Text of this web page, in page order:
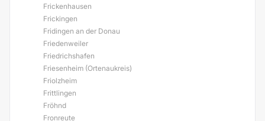
Frickenhausen
Frickingen
Fridingen an der Donau
Friedenweiler
Friedrichshafen
Friesenheim (Ortenaukreis)
Friolzheim
Frittlingen
Fröhnd
Fronreute